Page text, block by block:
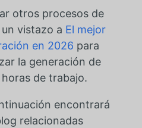
otros procesos de
vistazo a El mejor
en 2026 para
la generación de
de trabajo.
encontrará
relacionadas